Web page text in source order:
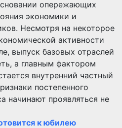
опережающих
экономики и
Несмотря на некоторое
активности
выпуск базовых отраслей
а главным фактором
внутренний частный
постепенного
начинают проявляться не
к юбилею